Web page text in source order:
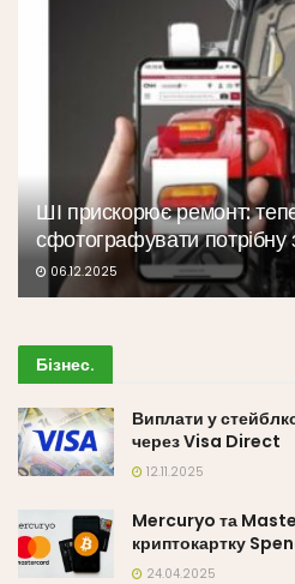
ШІ прискорює ремонт:
сфотографувати потрібну
06.12.2025
Бізнес.
Виплати у
через Visa Direct
12.11.2025
Mercuryo та
криптокартку
24.04.2025